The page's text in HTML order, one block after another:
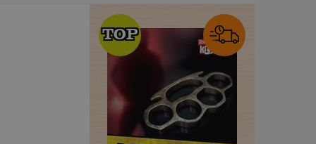
TOP
TOP